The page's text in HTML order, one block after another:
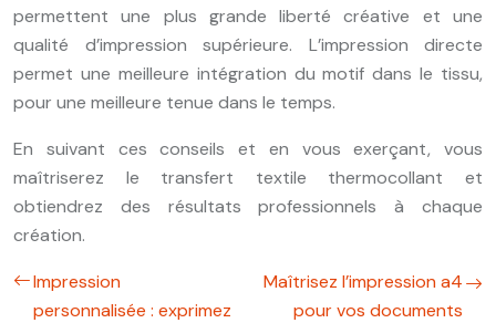
permettent une plus grande liberté créative et une
qualité d’impression supérieure. L’impression directe
permet une meilleure intégration du motif dans le tissu,
pour une meilleure tenue dans le temps.
En suivant ces conseils et en vous exerçant, vous
maîtriserez le transfert textile thermocollant et
obtiendrez des résultats professionnels à chaque
création.
Impression
personnalisée : exprimez
Maîtrisez l’impression a4
pour vos documents